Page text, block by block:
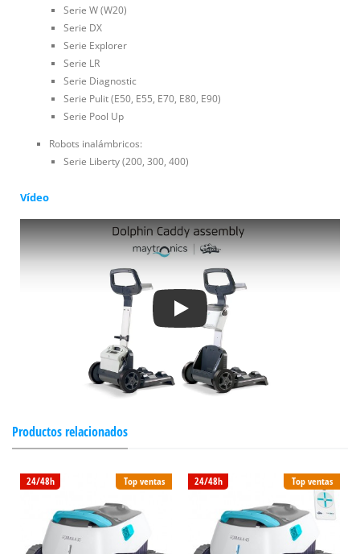
Serie W (W20)
Serie DX
Serie Explorer
Serie LR
Serie Diagnostic
Serie Pulit (E50, E55, E70, E80, E90)
Serie Pool Up
Robots inalámbricos:
Serie Liberty (200, 300, 400)
Vídeo
Play
Productos relacionados
Top ventas
24/48h Top ventas
24/48h